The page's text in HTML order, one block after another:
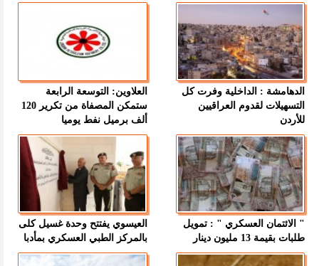
الدهامشة : الداخلية وفرت كل
التسهيلات لقدوم العراقيين
للأردن
العلاوين: التوسعة الرابعة
ستمكن المصفاة من تكرير 120
ألف برميل نفط يوميا
" الائتمان العسكري " : تمويل
طلبات بقيمة 13 مليون دينار
العيسوي يفتتح وحدة غسيل كلى
بالمركز الطبي العسكري بمأدبا